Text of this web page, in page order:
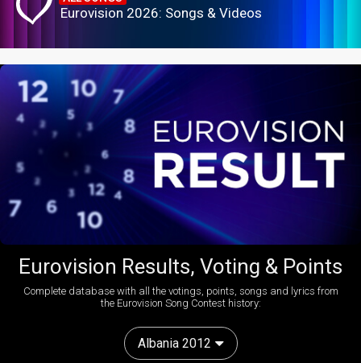
Eurovision 2026: Songs & Videos
Eurovision Results, Voting & Points
Complete database with all the votings, points, songs and lyrics from
the Eurovision Song Contest history:
Albania 2012